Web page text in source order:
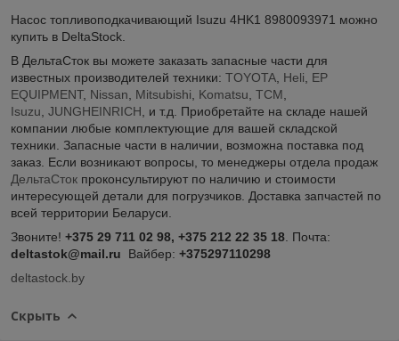
Насос топливоподкачивающий Isuzu 4HK1 8980093971 можно
купить в DeltaStock.
В ДельтаСток вы можете заказать запасные части для
известных производителей техники: TOYOTA Heli
EP
EQUIPMENT, Nissan Mitsubishi Komatsu TCM
Isuzu JUNGHEINRICH , и т.д. Приобретайте на складе нашей
компании любые комплектующие для вашей складской
техники. Запасные части в наличии, возможна поставка под
заказ. Если возникают вопросы, то менеджеры отдела продаж
ДельтаСток проконсультируют по наличию и стоимости
интересующей детали для погрузчиков. Доставка запчастей по
всей территории Беларуси.
Звоните! +375 29 711 02 98, +375 212 22 35 18 . Почта:
deltastok@mail.ru Вайбер: +375297110298
deltastock.by
Скрыть